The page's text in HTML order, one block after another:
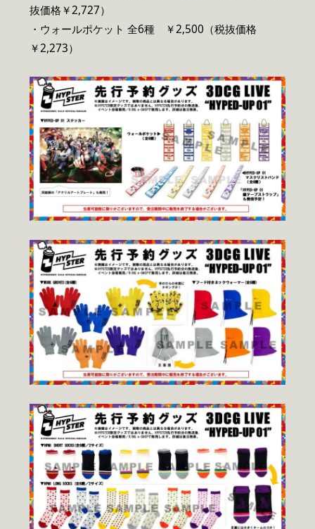
抜価格￥2,727）
・ウォールポケット 全6種 ￥2,500（税抜価格
￥2,273）